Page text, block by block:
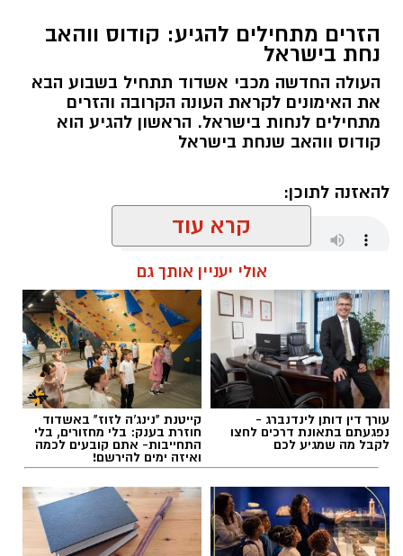
רוצה לעקוב אחרי הערוץ של הקבוצה "אשדוד נט"
הזרים מתחילים להגיע: קודוס ווהאב
נחת בישראל
העולה החדשה מכבי אשדוד תתחיל בשבוע הבא
את האימונים לקראת העונה הקרובה והזרים
מתחילים לנחות בישראל. הראשון להגיע הוא
קודוס ווהאב שנחת בישראל
להאזנה לתוכן:
שחר כחלון / 17:59 07.08.26
תגים: מכבי אשדוד, קודוס ווהאב
קרא עוד
אולי יעניין אותך גם
עורך דין דותן לינדנברג -
נפגעתם בתאונת דרכים לחצו
לקבל מה שמגיע לכם
קייטנת "נינג'ה לזוז" באשדוד
חוזרת בענק: בלי מחזורים, בלי
התחייבות- אתם קובעים לכמה
ואיזה ימים להירשם!